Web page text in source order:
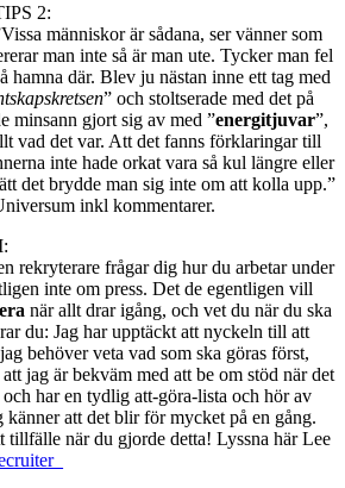
2:
människor är sådana, ser vänner som
man inte så är man ute. Tycker man fel
hamna där. Blev ju nästan inne ett tag med
” och stoltserade med det på
minsann gjort sig av med ”energitjuvar”,
vad det var. Att det fanns förklaringar till
inte hade orkat vara så kul längre eller
det brydde man sig inte om att kolla upp.”
inkl kommentarer.
rekryterare frågar dig hur du arbetar under
inte om press. Det de egentligen vill
när allt drar igång, och vet du när du ska
du: Jag har upptäckt att nyckeln till att
behöver veta vad som ska göras först,
jag är bekväm med att be om stöd när det
har en tydlig att-göra-lista och hör av
att det blir för mycket på en gång.
tillfälle när du gjorde detta! Lyssna här Lee